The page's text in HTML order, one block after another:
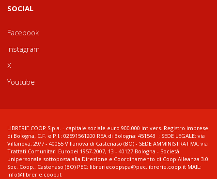
SOCIAL
Facebook
Instagram
X
Youtube
LIBRERIE.COOP S.p.a. - capitale sociale euro 900.000 int.vers. Registro imprese
di Bologna, C.F. e P.I.: 02591561200 REA di Bologna: 451543 ; SEDE LEGALE: via
Villanova, 29/7 - 40055 Villanova di Castenaso (BO) - SEDE AMMINISTRATIVA: via
Trattati Comunitari Europei 1957-2007, 13 - 40127 Bologna - Società
unipersonale sottoposta alla Direzione e Coordinamento di Coop Alleanza 3.0
Soc. Coop., Castenaso (BO) PEC: libreriecoopspa@pec.librerie.coop.it MAIL:
info@librerie.coop.it